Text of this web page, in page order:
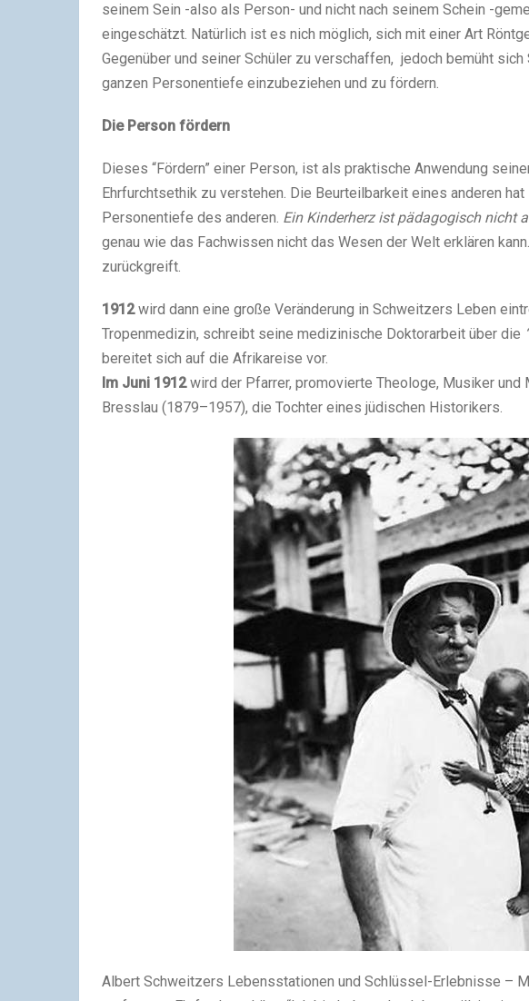
seinem Sein -also als Person- und nicht nach seinem Schein -
eingeschätzt. Natürlich ist es nich möglich, sich mit einer Art
Gegenüber und seiner Schüler zu verschaffen, jedoch bemüht
ganzen Personentiefe einzubeziehen und zu fördern.
Die Person fördern
Dieses “Fördern” einer Person, ist als praktische Anwendung
Ehrfurchtsethik zu verstehen. Die Beurteilbarkeit eines anderen
Personentiefe des anderen. Ein Kinderherz ist pädagogisch nicht
genau wie das Fachwissen nicht das Wesen der Welt erklären
zurückgreift.
1912wird dann eine große Veränderung in Schweitzers Leben
Tropenmedizin, schreibt seine medizinische Doktorarbeit über die
bereitet sich auf die Afrikareise vor.
Im Juni 1912wird der Pfarrer, promovierte Theologe, Musiker und
Bresslau (1879–1957), die Tochter eines jüdischen Historikers.
Albert Schweitzers Lebensstationen und Schlüssel-Erlebnisse –